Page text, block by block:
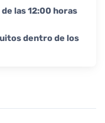
las 12:00 horas
dentro de los